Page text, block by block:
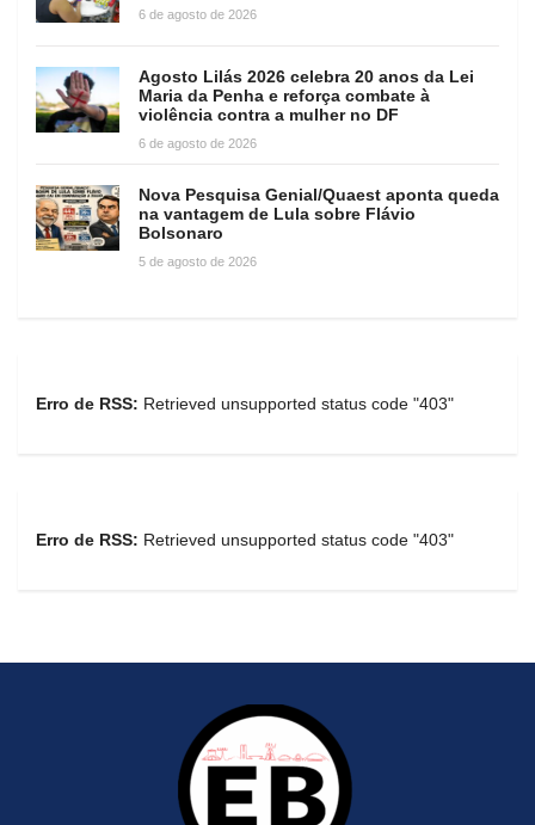
6 de agosto de 2026
Agosto Lilás 2026 celebra 20 anos da Lei
Maria da Penha e reforça combate à
violência contra a mulher no DF
6 de agosto de 2026
Nova Pesquisa Genial/Quaest aponta queda
na vantagem de Lula sobre Flávio
Bolsonaro
5 de agosto de 2026
Erro de RSS: Retrieved unsupported status code "403"
Erro de RSS: Retrieved unsupported status code "403"